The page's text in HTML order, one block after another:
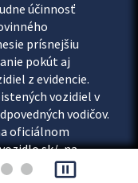
účinnosť
prísnejšiu
pokút aj
z evidencie.
vozidiel v
vodičov.
oficiálnom
, na
overiť si...
pause_presentation